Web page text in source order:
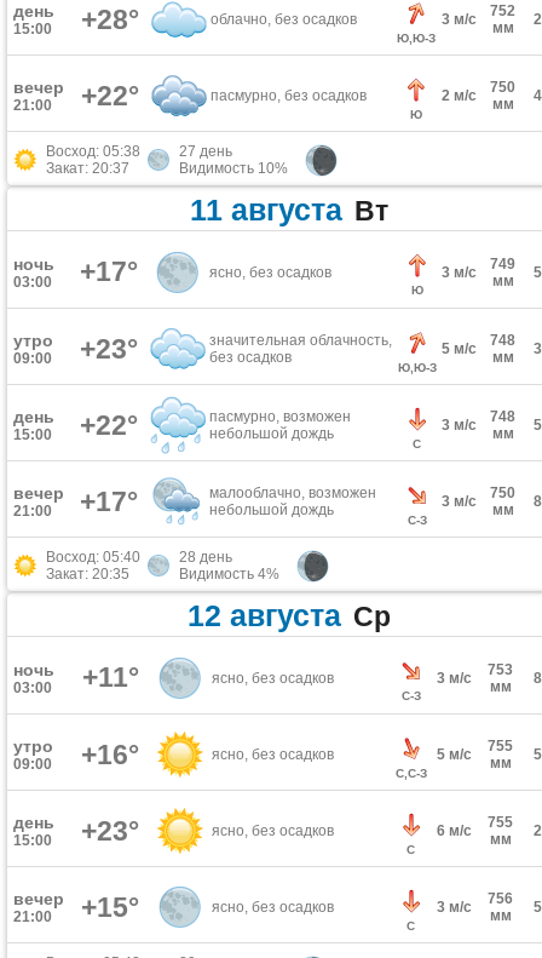
день
15:00 +28° облачно, без осадков
Ю,Ю-З
3 м/с
752
мм
вечер
21:00 +22° пасмурно, без осадков
Ю
2 м/с
750
мм
Восход: 05:38
Закат: 20:37
27 день
Видимость 10%
11 августа Вт
ночь
03:00 +17° ясно, без осадков
Ю
3 м/с
749
мм
утро
09:00 +23°
значительная облачность,
без осадков
Ю,Ю-З
5 м/с
748
мм
день
15:00 +22°
пасмурно, возможен
небольшой дождь
С
3 м/с
748
мм
вечер
21:00 +17°
малооблачно, возможен
небольшой дождь
С-З
3 м/с
750
мм
Восход: 05:40
Закат: 20:35
28 день
Видимость 4%
12 августа Ср
ночь
03:00 +11° ясно, без осадков
С-З
3 м/с
753
мм
утро
09:00 +16° ясно, без осадков
С,С-З
5 м/с
755
мм
день
15:00 +23° ясно, без осадков
С
6 м/с
755
мм
вечер
21:00 +15° ясно, без осадков
С
3 м/с
756
мм